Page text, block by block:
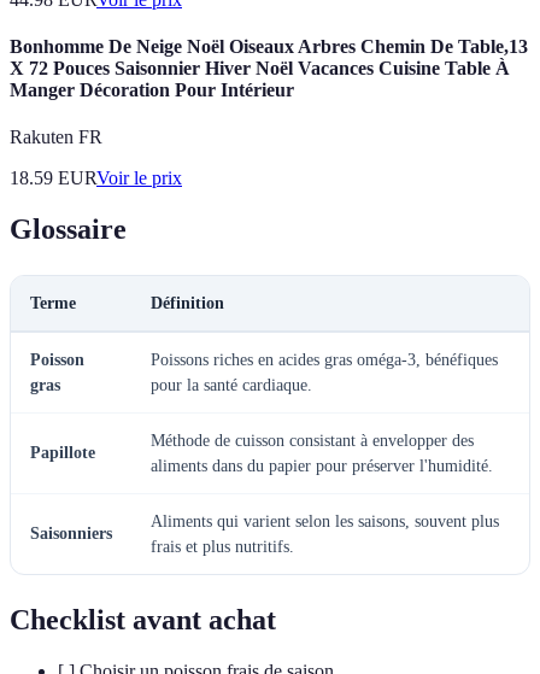
Bonhomme De Neige Noël Oiseaux Arbres Chemin De Table,13
X 72 Pouces Saisonnier Hiver Noël Vacances Cuisine Table À
Manger Décoration Pour Intérieur
Rakuten FR
18.59 EURVoir le prix
Glossaire
Terme Définition
Poisson
gras
Poissons riches en acides gras oméga-3, bénéfiques
pour la santé cardiaque.
Papillote
Méthode de cuisson consistant à envelopper des
aliments dans du papier pour préserver l'humidité.
Saisonniers
Aliments qui varient selon les saisons, souvent plus
frais et plus nutritifs.
Checklist avant achat